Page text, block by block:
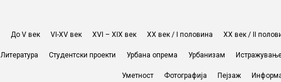
До V век VI-XV век XVI – XIX век ХХ век / I половина ХХ век / II
Литература Студентски проекти Урбана опрема Урбанизам
Уметност Фотографија Пејзаж